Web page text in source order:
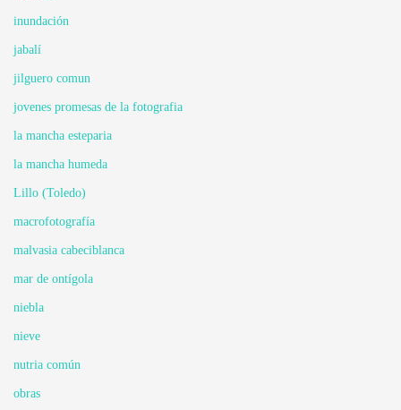
inundación
jabalí
jilguero comun
jovenes promesas de la fotografia
la mancha esteparia
la mancha humeda
Lillo (Toledo)
macrofotografía
malvasia cabeciblanca
mar de ontígola
niebla
nieve
nutria común
obras